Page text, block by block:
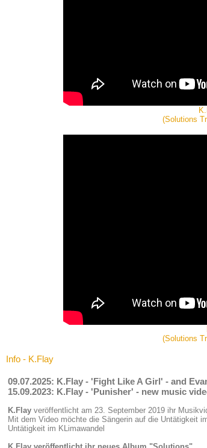
(Solutions
(Solutions
Info - K.Flay
09.07.2025: K.Flay - 'Fight Like A Girl' - and
15.09.2023: K.Flay - 'Punisher' - new music
K.Flay veröffentlicht am 23. September 2019 ihr
Mit dem Video möchte die Sängerin auf die Untätigkeit
Untätigkeit im KLimawandel